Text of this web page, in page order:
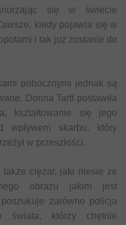
się w świecie
kiedy pojawia się w
i tak już zostanie do
pobocznymi jednak są
Donna Tartt postawiła
kształtowanie się jego
wpływem skarbu, który
w przeszłości.
ciężar, jaki niesie ze
obrazu jakim jest
poszukuje zarówno policja
którzy chętnie